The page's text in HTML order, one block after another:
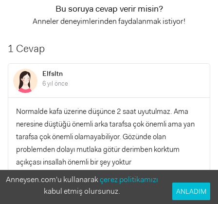
Bu soruya cevap verir misin?
Anneler deneyimlerinden faydalanmak istiyor!
1 Cevap
Elfsltn
6 yıl önce
Normalde kafa üzerine düşünce 2 saat uyutulmaz. Ama
neresine düştüğü önemli arka tarafsa çok önemli ama yan
tarafsa çok önemli olamayabiliyor. Gözünde olan
problemden dolayı mutlaka götür derimben korktum
açıkçası insallah önemli bir şey yoktur
YANITLA
0
Anneysen.com'u kullanarakçerez politikamızı
kabul etmiş olursunuz.
ANLADIM